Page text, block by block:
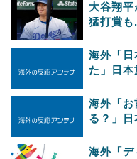
大谷翔
猛打賞も
海外「日
た」日
海外「お
る？」
海外「デ